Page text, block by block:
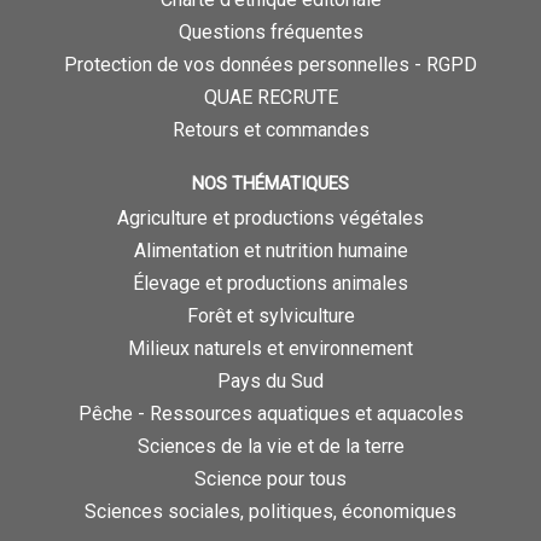
Questions fréquentes
Protection de vos données personnelles - RGPD
QUAE RECRUTE
Retours et commandes
NOS THÉMATIQUES
Agriculture et productions végétales
Alimentation et nutrition humaine
Élevage et productions animales
Forêt et sylviculture
Milieux naturels et environnement
Pays du Sud
Pêche - Ressources aquatiques et aquacoles
Sciences de la vie et de la terre
Science pour tous
Sciences sociales, politiques, économiques